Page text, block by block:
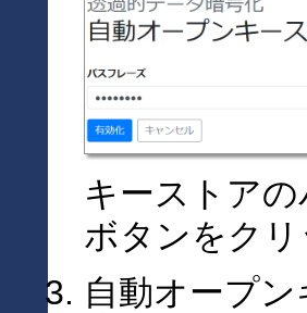
キーストア
ボタンをク
自動オープ